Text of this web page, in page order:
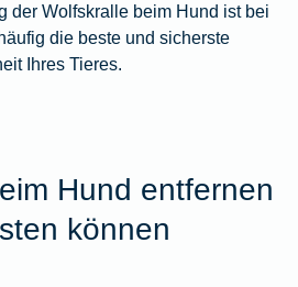
der Wolfskralle beim Hund ist bei
die beste und sicherste
Ihres Tieres.
Hund entfernen
können